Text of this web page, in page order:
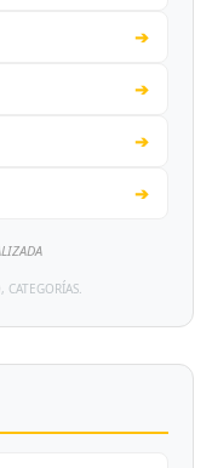
➔
➔
➔
➔
CATEGORÍAS.